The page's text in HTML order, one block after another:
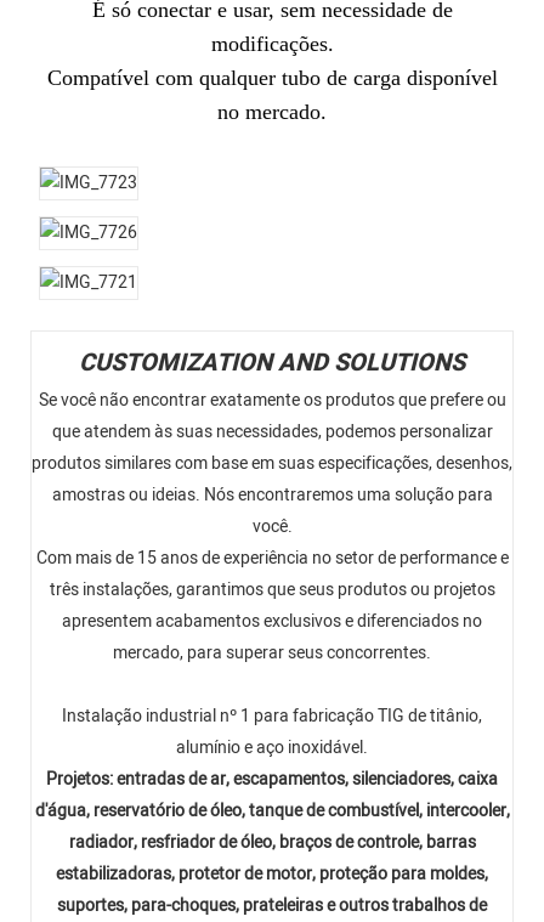
É só conectar e usar, sem necessidade de
modificações.
Compatível com qualquer tubo de carga disponível
no mercado.
CUSTOMIZATION AND SOLUTIONS
Se você não encontrar exatamente os produtos que prefere ou
que atendem às suas necessidades, podemos personalizar
produtos similares com base em suas especificações, desenhos,
amostras ou ideias. Nós encontraremos uma solução para
você.
Com mais de 15 anos de experiência no setor de performance e
três instalações, garantimos que seus produtos ou projetos
apresentem acabamentos exclusivos e diferenciados no
mercado, para superar seus concorrentes.
Instalação industrial nº 1 para fabricação TIG de titânio,
alumínio e aço inoxidável.
Projetos: entradas de ar, escapamentos, silenciadores, caixa
d'água, reservatório de óleo, tanque de combustível, intercooler,
radiador, resfriador de óleo, braços de controle, barras
estabilizadoras, protetor de motor, proteção para moldes,
suportes, para-choques, prateleiras e outros trabalhos de